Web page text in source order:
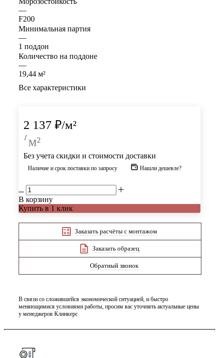
—
F200
Минимальная партия
—
1 поддон
Количество на поддоне
—
19,44 м²
Все характеристики
2 137 ₽/м²
/ м²
Без учета скидки и стоимости доставки
Наличие и срок поставки по запросу Нашли дешевле?
В корзину
Купить в 1 клик
Заказать расчёты с монтажом
Заказать образец
Обратный звонок
В связи со сложившейся экономической ситуацией, и быстро
меняющимися условиями работы, просим вас уточнять актуальные цены
у менеджеров Клинкерс